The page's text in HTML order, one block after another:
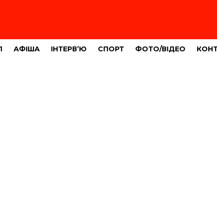
АФІША ІНТЕРВ’Ю СПОРТ ФОТО/ВІДЕО